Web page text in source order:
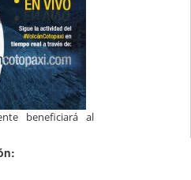
beneficiará al